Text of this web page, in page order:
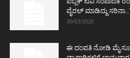
ವೈರಲ್ ಮಾಡಿದ್ದು
30/03/2020
ಈ ದಂಪತಿ ನೋಡಿ